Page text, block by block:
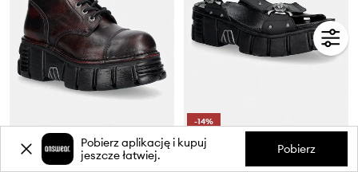
New Rock workery damskie skórzane PULIK OLD ROJO
1159,90 zł
-14%
Pobierz aplikację i kupuj
jeszcze łatwiej.
Pobierz